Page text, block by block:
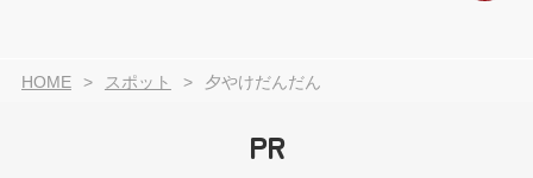
HOME スポット 夕やけだんだん
PR